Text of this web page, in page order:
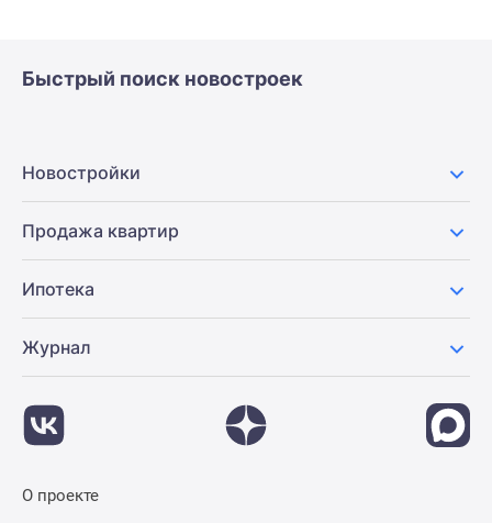
Быстрый поиск новостроек
Новостройки
Продажа квартир
Ипотека
Журнал
О проекте